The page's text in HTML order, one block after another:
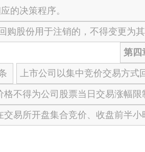
的决策程序。
股份用于注销的，不得变更为
第四
上市公司以集中竞价交易方式
不得为公司股票当日交易涨幅限
易所开盘集合竞价、收盘前半小